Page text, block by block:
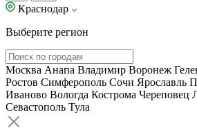
Краснодар
Выберите регион
Москва Анапа Владимир Воронеж
Ростов Симферополь Сочи Ярославль
Иваново Вологда Кострома Череповец
Севастополь Тула